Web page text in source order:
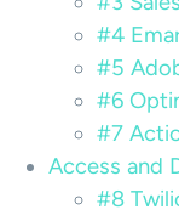
#4
#5
#6
#7
Access and
#8